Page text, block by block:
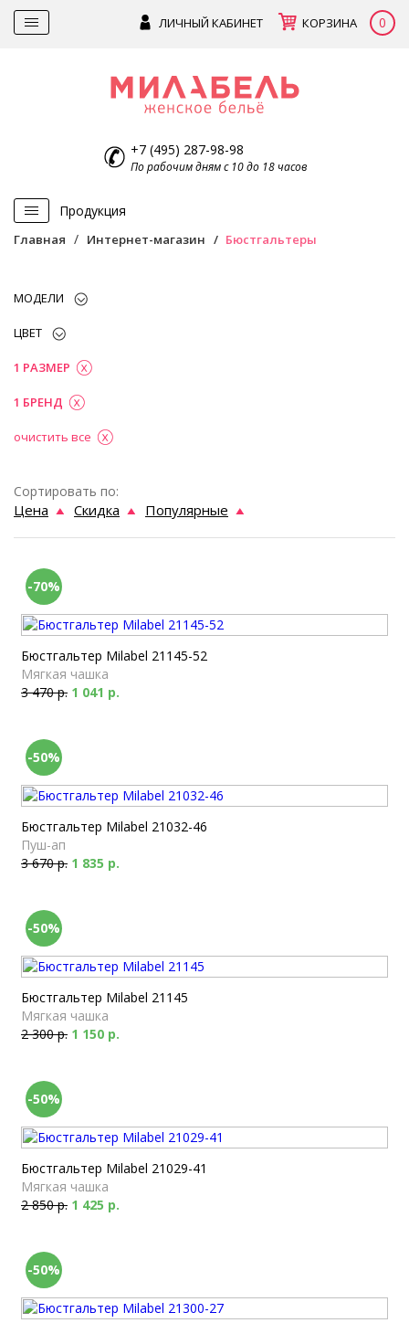
ЛИЧНЫЙ КАБИНЕТ КОРЗИНА 0
+7 (495) 287-98-98
По рабочим дням с 10 до 18 часов
Продукция
Главная Интернет-магазин Бюстгальтеры
МОДЕЛИ
ЦВЕТ
1 РАЗМЕР
1 БРЕНД
очистить все
Сортировать по:
Цена Скидка Популярные
-70%
Бюстгальтер Milabel 21145-52
Мягкая чашка
3 470 р. 1 041 р.
-50%
Бюстгальтер Milabel 21032-46
Пуш-ап
3 670 р. 1 835 р.
-50%
Бюстгальтер Milabel 21145
Мягкая чашка
2 300 р. 1 150 р.
-50%
Бюстгальтер Milabel 21029-41
Мягкая чашка
2 850 р. 1 425 р.
-50%